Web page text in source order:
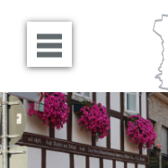
Menü öffnen